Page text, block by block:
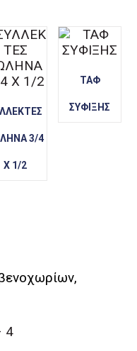
3/4
Χ 1/2
ΤΑΦ
ΣΥΦΙΞΗΣ
4